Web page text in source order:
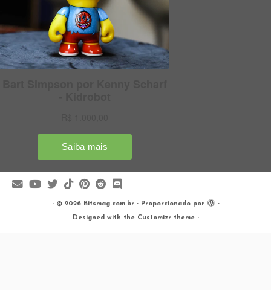
· © 2026 Bitsmag.com.br· Proporcionado por ·
Designed with the Customizr theme ·